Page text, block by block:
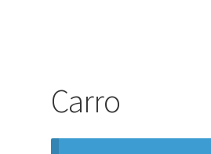
Carro